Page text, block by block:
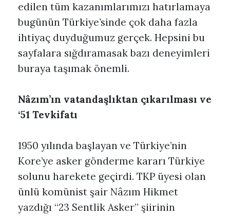
edilen tüm kazanımlarımızı hatırlamaya
bugünün Türkiye’sinde çok daha fazla
ihtiyaç duyduğumuz gerçek. Hepsini bu
sayfalara sığdıramasak bazı deneyimleri
buraya taşımak önemli.
Nâzım’ın vatandaşlıktan çıkarılması ve
‘51 Tevkifatı
1950 yılında başlayan ve Türkiye’nin
Kore’ye asker gönderme kararı Türkiye
solunu harekete geçirdi. TKP üyesi olan
ünlü komünist şair Nâzım Hikmet
yazdığı “23 Sentlik Asker” şiirinin